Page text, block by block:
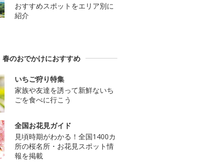
おすすめスポットをエリア別に
紹介
春のおでかけにおすすめ
いちご狩り特集
家族や友達を誘って新鮮ないち
ごを食べに行こう
全国お花見ガイド
見頃時期がわかる！全国1400カ
所の桜名所・お花見スポット情
報を掲載